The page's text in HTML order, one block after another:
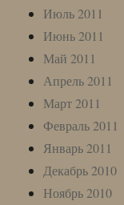
Июль 2011
Июнь 2011
Май 2011
Апрель 2011
Март 2011
Февраль 2011
Январь 2011
Декабрь 2010
Ноябрь 2010